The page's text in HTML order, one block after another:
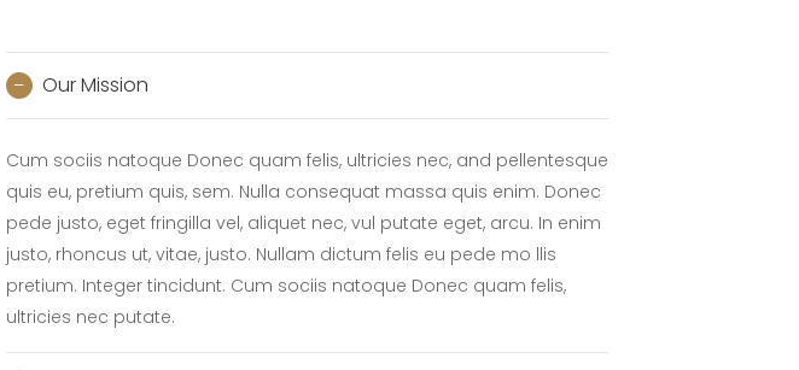
Our Mission
Cum sociis natoque Donec quam felis, ultricies nec, and pellentesque
quis eu, pretium quis, sem. Nulla consequat massa quis enim. Donec
pede justo, eget fringilla vel, aliquet nec, vul putate eget, arcu. In enim
justo, rhoncus ut, vitae, justo. Nullam dictum felis eu pede mo llis
pretium. Integer tincidunt. Cum sociis natoque Donec quam felis,
ultricies nec putate.